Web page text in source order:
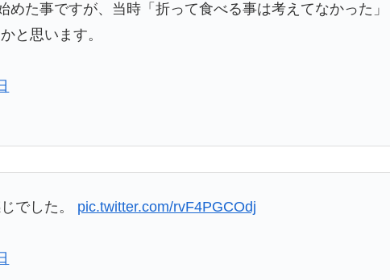
めた事ですが、当時「折って食べる事は考えてなかった
と思います。
でした。 pic.twitter.com/rvF4PGCOdj